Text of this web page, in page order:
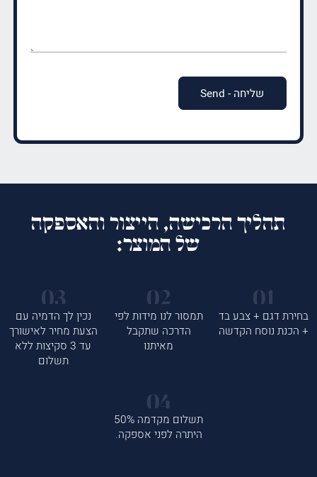
תהליך הרכישה, הייצור והאספקה
של המוצר:
בחירת דגם + צבע בד
+ הכנת נוסח הקדשה
תמסור לנו מידות לפי
הדרכה שתקבל
מאיתנו
נכין לך הדמיה עם
הצעת מחיר לאישורך
עד 3 סקיצות ללא
תשלום
תשלום מקדמה 50%
היתרה לפני אספקה.